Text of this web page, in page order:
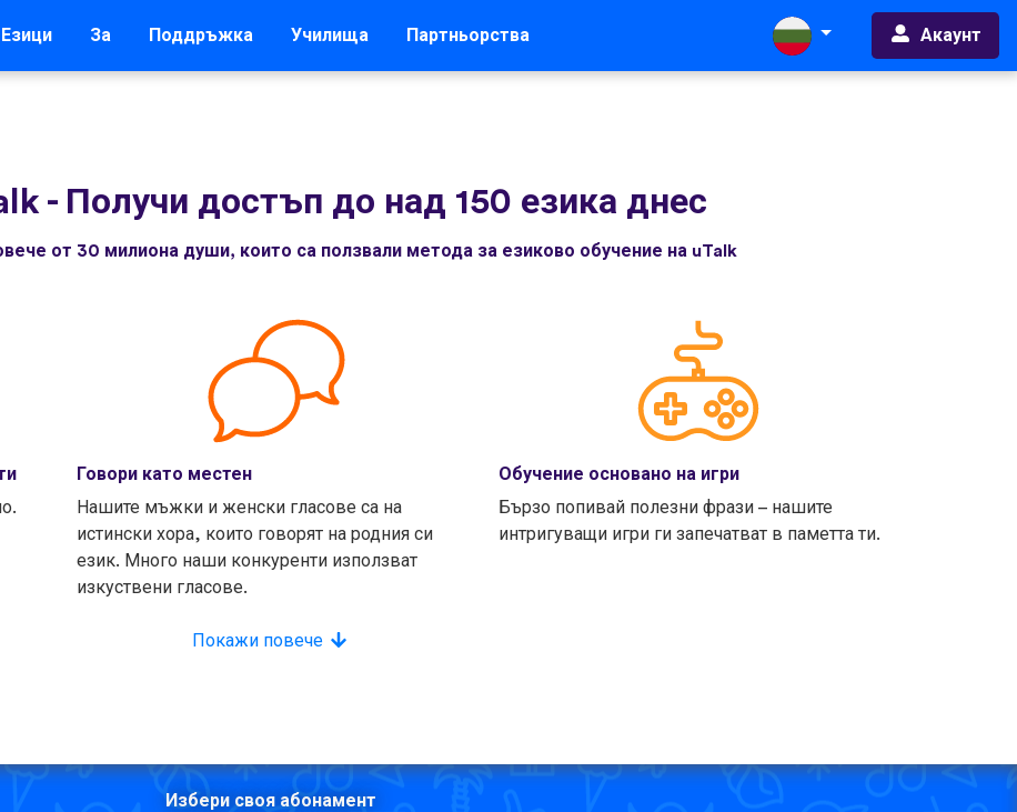
Езици За Поддръжка Училища Партньорства Акаунт
- Получи достъп до над 150 езика днес
от 30 милиона души, които са ползвали метода за езиково обучение на uTalk
Говори като местен
Нашите мъжки и женски гласове са на
истински хора, които говорят на родния си
език. Много наши конкуренти използват
изкуствени гласове.
Обучение основано на игри
Бързо попивай полезни фрази – нашите
интригуващи игри ги запечатват в паметта ти.
Покажи повече
Избери своя абонамент